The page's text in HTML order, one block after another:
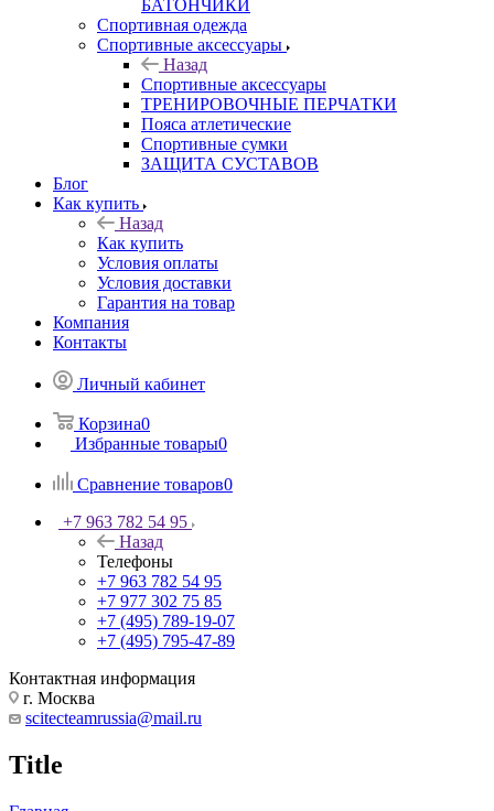
БАТОНЧИКИ
Спортивная одежда
Спортивные аксессуары
Назад
Спортивные аксессуары
ТРЕНИРОВОЧНЫЕ ПЕРЧАТКИ
Пояса атлетические
Спортивные сумки
ЗАЩИТА СУСТАВОВ
Блог
Как купить
Назад
Как купить
Условия оплаты
Условия доставки
Гарантия на товар
Компания
Контакты
Личный кабинет
Корзина0
Избранные товары0
Сравнение товаров0
+7 963 782 54 95
Назад
Телефоны
+7 963 782 54 95
+7 977 302 75 85
+7 (495) 789-19-07
+7 (495) 795-47-89
Контактная информация
г. Москва
scitecteamrussia@mail.ru
Title